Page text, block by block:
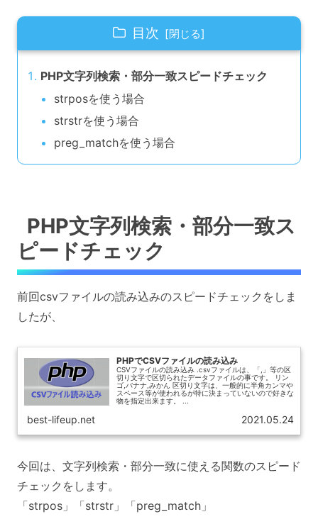
目次
PHP文字列検索・部分一致スピードチェック
strposを使う場合
strstrを使う場合
preg_matchを使う場合
PHP文字列検索・部分一致ス
ピードチェック
前回csvファイルの読み込みのスピードチェックをしま
したが、
PHPでCSVファイルの読み込み
CSVファイルの読み込み .csvファイルは、「,」等の区
切り文字で区切られたデータファイルの事です。 リン
ゴ,バナナ,みかん 区切り文字は、一般的に半角カンマや
スペース等が使われるが特に決まっていないので好きな
物を指定出来ます。 ...
best-lifeup.net 2021.05.24
今回は、文字列検索・部分一致に使える関数のスピード
チェックをします。
「strpos」「strstr」「preg_match」